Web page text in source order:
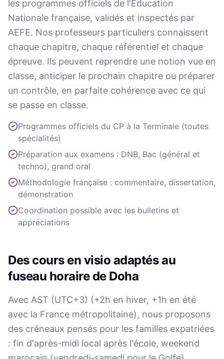
les programmes officiels de l'Éducation
Nationale française, validés et inspectés par
AEFE. Nos professeurs particuliers connaissent
chaque chapitre, chaque référentiel et chaque
épreuve. Ils peuvent reprendre une notion vue en
classe, anticiper le prochain chapitre ou préparer
un contrôle, en parfaite cohérence avec ce qui
se passe en classe.
Programmes officiels du CP à la Terminale (toutes
spécialités)
Préparation aux examens : DNB, Bac (général et
techno), grand oral
Méthodologie française : commentaire, dissertation,
démonstration
Coordination possible avec les bulletins et
appréciations
Des cours en visio adaptés au
fuseau horaire de Doha
Avec AST (UTC+3) (+2h en hiver, +1h en été
avec la France métropolitaine), nous proposons
des créneaux pensés pour les familles expatriées
: fin d'après-midi local après l'école, weekend